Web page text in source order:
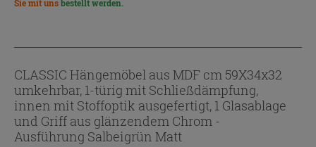
Sie mit unsbestellt werden.
CLASSIC Hängemöbel aus MDF cm 59X34x32
umkehrbar, 1-türig mit Schließdämpfung,
innen mit Stoffoptik ausgefertigt, 1 Glasablage
und Griff aus glänzendem Chrom -
Ausführung Salbeigrün Matt